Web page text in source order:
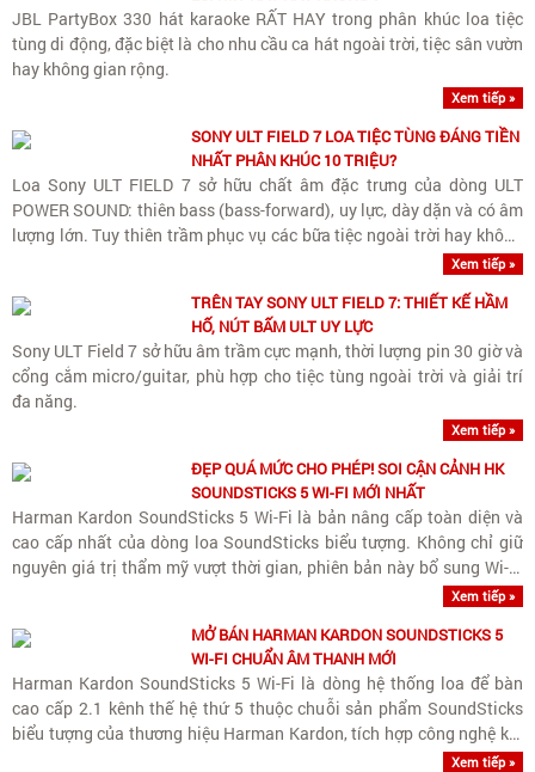
JBL PartyBox 330 hát karaoke RẤT HAY trong phân khúc loa tiệc
tùng di động, đặc biệt là cho nhu cầu ca hát ngoài trời, tiệc sân vườn
hay không gian rộng.
Xem tiếp »
SONY ULT FIELD 7 LOA TIỆC TÙNG ĐÁNG TIỀN
NHẤT PHÂN KHÚC 10 TRIỆU?
Loa Sony ULT FIELD 7 sở hữu chất âm đặc trưng của dòng ULT
POWER SOUND: thiên bass (bass-forward), uy lực, dày dặn và có âm
lượng lớn. Tuy thiên trầm phục vụ các bữa tiệc ngoài trời hay không
Xem tiếp »
TRÊN TAY SONY ULT FIELD 7: THIẾT KẾ HẦM
HỐ, NÚT BẤM ULT UY LỰC
Sony ULT Field 7 sở hữu âm trầm cực mạnh, thời lượng pin 30 giờ và
cổng cắm micro/guitar, phù hợp cho tiệc tùng ngoài trời và giải trí
đa năng.
Xem tiếp »
ĐẸP QUÁ MỨC CHO PHÉP! SOI CẬN CẢNH HK
SOUNDSTICKS 5 WI-FI MỚI NHẤT
Harman Kardon SoundSticks 5 Wi-Fi là bản nâng cấp toàn diện và
cao cấp nhất của dòng loa SoundSticks biểu tượng. Không chỉ giữ
nguyên giá trị thẩm mỹ vượt thời gian, phiên bản này bổ sung Wi-Fi
Xem tiếp »
MỞ BÁN HARMAN KARDON SOUNDSTICKS 5
WI-FI CHUẨN ÂM THANH MỚI
Harman Kardon SoundSticks 5 Wi-Fi là dòng hệ thống loa để bàn
cao cấp 2.1 kênh thế hệ thứ 5 thuộc chuỗi sản phẩm SoundSticks
biểu tượng của thương hiệu Harman Kardon, tích hợp công nghệ kết
Xem tiếp »